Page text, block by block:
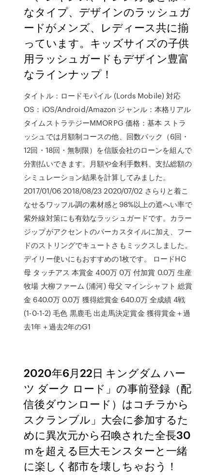
なタイプ、デザインのラッシュガ
ードがメンズ、レディース共に揃
っています。キッズサイズの子供
用ラッシュガードもデザイン豊富
なラインナップ！
タイトル：ロードモバイル (Lords Mobile) 対応
OS：iOS/Android/Amazon ジャンル：本格リアル
タイムストラテジーMMORPG 価格：基本 ストラ
ッシュでは月額制コースの他、回数パック（6回・
12回・18回・無制限）を信販会社のローンを組んで
分割払いできます。月額や金利手数料、支払総額の
シミュレーション結果を計算してみました。
2017/01/06 2018/08/23 2020/07/02 さらりと着こ
なせるワッフル調の素材感と98%以上の遮へい率で
紫外線対策にも有効なラッシュガードです。カラー
ジップがアクセントのパーカスタイルに加え、フー
ドのストリングでキュートさもミックスしました。
デイリー使いにもおすすめの1枚です。 ロードHC
母 タッチアス 本賞金 400万 0万 付加賞 0.0万 生産
牧場 大柳ファーム (浦河) 母父 マインシャフト 総賞
金 640.0万 0.0万 獲得総賞金 640.0万 全成績 4戦
(1-0-1-2) 毛色 黒鹿毛 出走馬決定賞金 獲得賞金＋過
去1年＋過去2年のG1
2020年6月22日 キングダム ハー
ツ ダーク ロード」の事前登録（配
信後ダウンロード）はコチラから
スクランブル」大会に参加するた
めに異次元から召喚された全長30
ｍを超える巨大モンスターと一緒
に楽しく都市を壊しちゃおう！